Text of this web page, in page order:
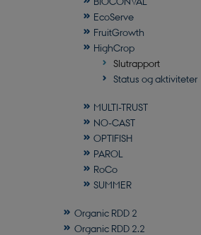
EcoServe
FruitGrowth
HighCrop
Slutrapport
Status og aktiviteter
MULTI-TRUST
NO-CAST
OPTIFISH
PAROL
RoCo
SUMMER
Organic RDD 2
Organic RDD 2.2